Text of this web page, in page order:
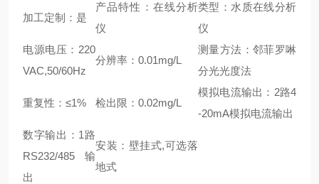
加工定制：是
产品特性：在线分析
仪
类型：水质在线分析
仪
电源电压：220
VAC,50/60Hz
分辨率：0.01mg/L
测量方法：邻菲罗啉
分光光度法
重复性：≤1% 检出限：0.02mg/L
模拟电流输出：2路4
-20mA模拟电流输出
数字输出：1路
RS232/485输
出
安装：壁挂式,可选落
地式